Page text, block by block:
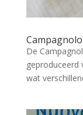
De
geproduceerd
wat